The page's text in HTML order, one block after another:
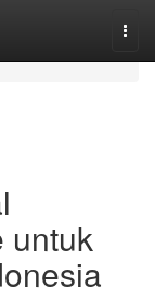
untuk